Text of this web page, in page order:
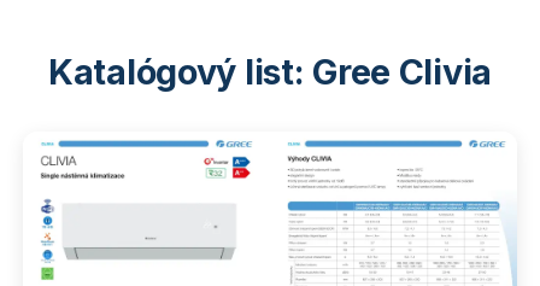
Katalógový list: Gree Clivia